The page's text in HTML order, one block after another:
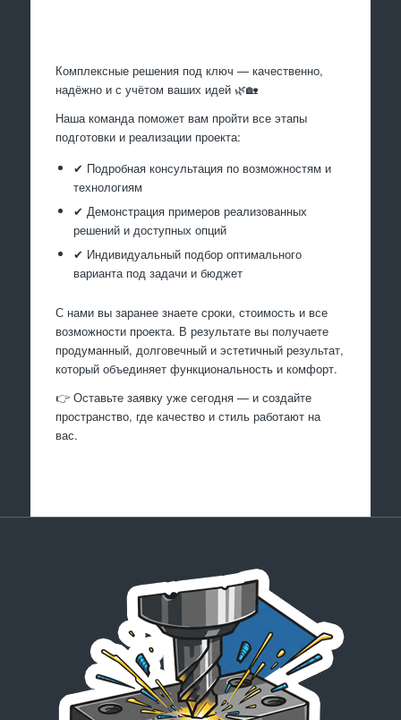
Комплексные решения под ключ — качественно,
надёжно и с учётом ваших идей 🌿🏡
Наша команда поможет вам пройти все этапы
подготовки и реализации проекта:
✔ Подробная консультация по возможностям и
технологиям
✔ Демонстрация примеров реализованных
решений и доступных опций
✔ Индивидуальный подбор оптимального
варианта под задачи и бюджет
С нами вы заранее знаете сроки, стоимость и все
возможности проекта. В результате вы получаете
продуманный, долговечный и эстетичный результат,
который объединяет функциональность и комфорт.
👉 Оставьте заявку уже сегодня — и создайте
пространство, где качество и стиль работают на
вас.